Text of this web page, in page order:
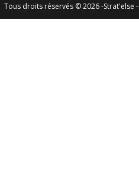
Tous droits réservés © 2026 -Strat'else -